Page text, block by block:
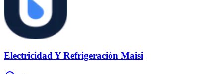
Electricidad Y Refrigeración Maisi